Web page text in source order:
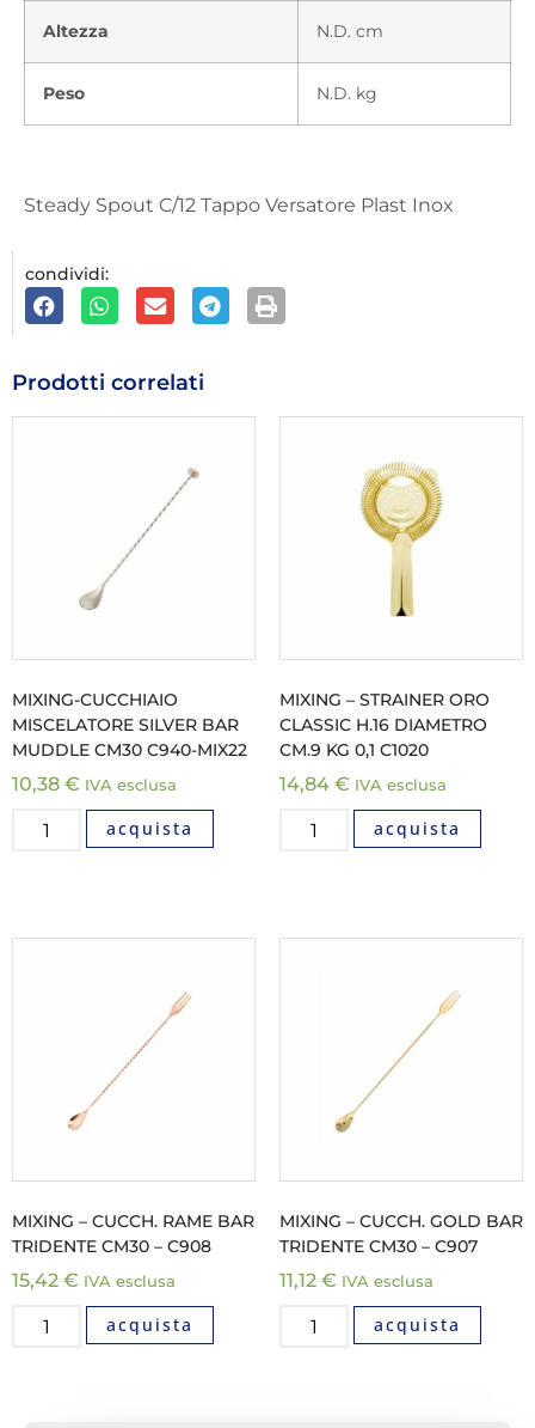
Altezza N.D. cm
Peso N.D. kg
Steady Spout C/12 Tappo Versatore Plast Inox
condividi:
Prodotti correlati
MIXING-CUCCHIAIO
MISCELATORE SILVER BAR
MUDDLE CM30 C940-MIX22
10,38 € IVA esclusa
acquista
MIXING – STRAINER ORO
CLASSIC H.16 DIAMETRO
CM.9 KG 0,1 C1020
14,84 € IVA esclusa
acquista
MIXING – CUCCH. RAME BAR
TRIDENTE CM30 – C908
15,42 € IVA esclusa
acquista
MIXING – CUCCH. GOLD BAR
TRIDENTE CM30 – C907
11,12 € IVA esclusa
acquista